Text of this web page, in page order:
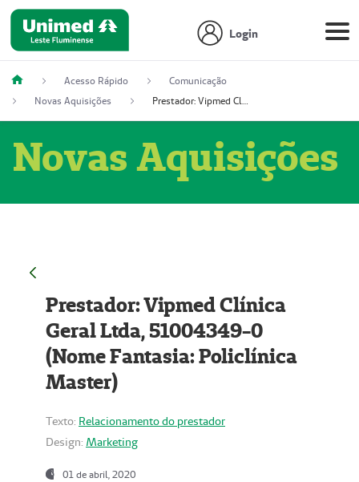
Login
Acesso Rápido
Comunicação
Novas Aquisições
Prestador: Vipmed Clínica Geral Ltda, 51004349-0 (Nome Fantasia: Policlínica Master)
Novas Aquisições
Prestador: Vipmed Clínica
Geral Ltda, 51004349-0
(Nome Fantasia: Policlínica
Master)
Texto: Relacionamento do prestador
Design: Marketing
01 de abril, 2020